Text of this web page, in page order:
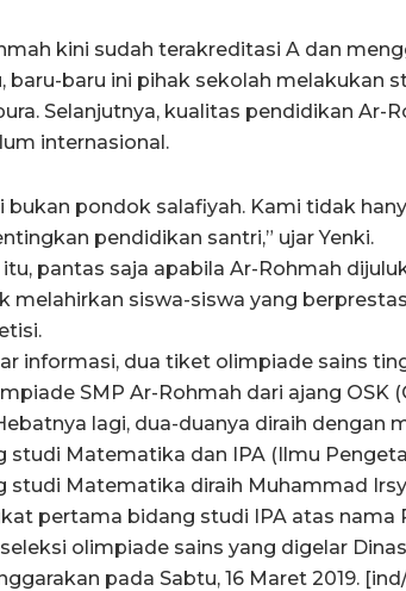
kini sudah terakreditasi A dan
baru-baru ini pihak sekolah melakukan
Selanjutnya, kualitas pendidikan Ar-
internasional.
bukan pondok salafiyah. Kami tidak
pendidikan santri,” ujar Yenki.
pantas saja apabila Ar-Rohmah
melahirkan siswa-siswa yang
informasi, dua tiket olimpiade sains
SMP Ar-Rohmah dari ajang OSK
lagi, dua-duanya diraih
studi Matematika dan IPA (Ilmu
studi Matematika diraih Muhammad
pertama bidang studi IPA atas nama
olimpiade sains yang digelar
pada Sabtu, 16 Maret 2019.